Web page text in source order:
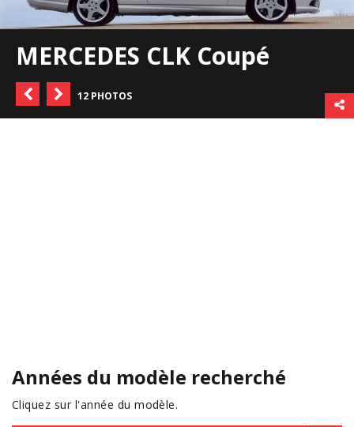
MERCEDES CLK Coupé
12 PHOTOS
Années du modèle recherché
Cliquez sur l'année du modèle.